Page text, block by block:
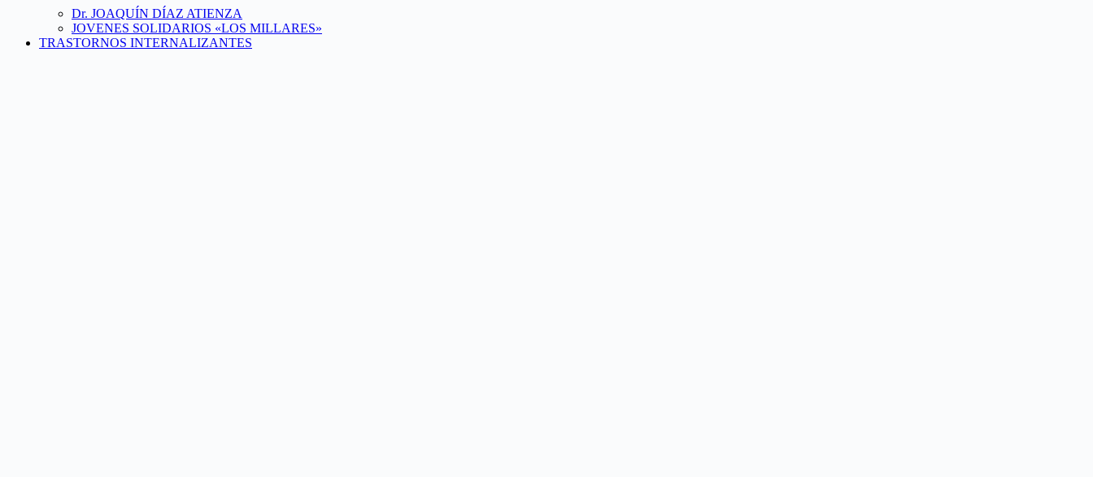
Dr. JOAQUÍN DÍAZ ATIENZA
JOVENES SOLIDARIOS «LOS MILLARES»
TRASTORNOS INTERNALIZANTES